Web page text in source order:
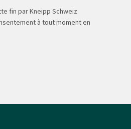
fin par Kneipp Schweiz
à tout moment en